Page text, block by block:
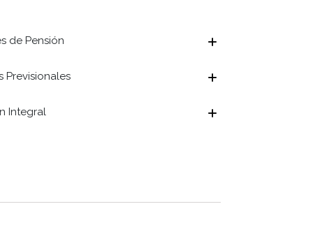
es guía completa y actualizada
de Pensión
Previsionales
Integral